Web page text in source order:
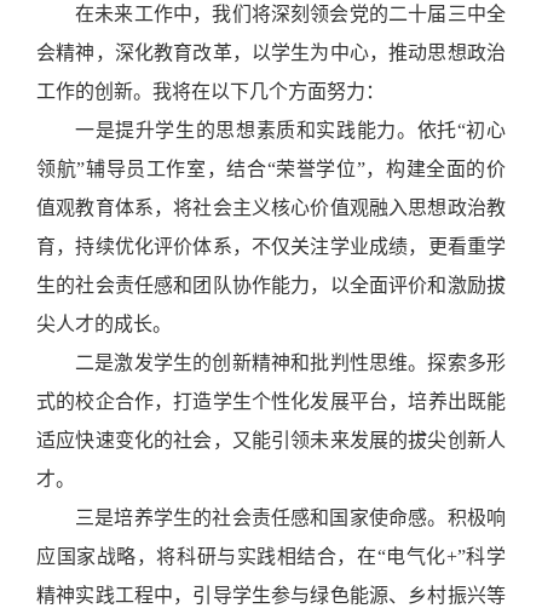
在未来工作中，我们将深刻领会党的二十届三中全
会精神，深化教育改革，以学生为中心，推动思想政治
工作的创新。我将在以下几个方面努力：
一是提升学生的思想素质和实践能力。依托“初心
领航”辅导员 工作室 ，结合“荣誉学位”，构建全面的价
值观教育体系，将社会主义核心价值观融入思想政治教
育，持续优化评价体系，不仅关注学业成绩，更看重学
生的社会责任感和团队协作能力，以全面评价和激励拔
尖人才的成长。
二是激发学生的创新精神和批判性思维。探索多形
式的校企合作，打造学生个性化发展平台，培养出既能
适应快速变化的社会，又能引领未来发展的拔尖创新人
才。
三是培养学生的社会责任感和国家使命感。积极响
应国家战略，将科研与实践相结合，在“电气化+”科学
精神实践工程中，引导学生参与绿色能源、乡村振兴等